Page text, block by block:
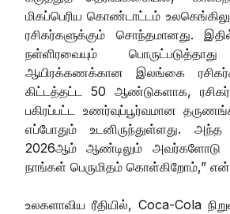
மிகப்பெரிய கொண்டாட்டம்
ரசிகர்களுக்கும் சொந்தமானது.
நள்ளிரவையும் பொருட்படுத்தாது
ஆயிரக்கணக்கான இலங்கை
கிட்டத்தட்ட 50 ஆண்டுகளாக,
பகிரப்பட்ட உணர்வுப்பூர்வமான
எப்போதும் உடனிருந்துள்ளது.
2026ஆம் ஆண்டிலும் அவர்களோடு
நாங்கள் பெருமிதம் கொள்கிறோம்,”
உலகளாவிய ரீதியில், Coca-Cola